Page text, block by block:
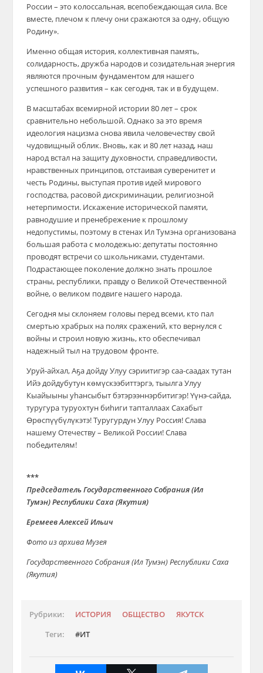
России – это колоссальная, всепобеждающая сила. Все
вместе, плечом к плечу они сражаются за одну, общую
Родину».
Именно общая история, коллективная память,
солидарность, дружба народов и созидательная энергия
являются прочным фундаментом для нашего
успешного развития – как сегодня, так и в будущем.
В масштабах всемирной истории 80 лет – срок
сравнительно небольшой. Однако за это время
идеология нацизма снова явила человечеству свой
чудовищный облик. Вновь, как и 80 лет назад, наш
народ встал на защиту духовности, справедливости,
нравственных принципов, отстаивая суверенитет и
честь Родины, выступая против идей мирового
господства, расовой дискриминации, религиозной
нетерпимости. Искажение исторической памяти,
равнодушие и пренебрежение к прошлому
недопустимы, поэтому в стенах Ил Тумэна организована
большая работа с молодежью: депутаты постоянно
проводят встречи со школьниками, студентами.
Подрастающее поколение должно знать прошлое
страны, республики, правду о Великой Отечественной
войне, о великом подвиге нашего народа.
Сегодня мы склоняем головы перед всеми, кто пал
смертью храбрых на полях сражений, кто вернулся с
войны и строил новую жизнь, кто обеспечивал
надежный тыл на трудовом фронте.
Уруй-айхал, Аҕа дойду Улуу сэриитигэр саа-саадах тутан
Ийэ дойдубутун көмүскээбиттэргэ, тыылга Улуу
Кыайыыны уhансыбыт бэтэрээннэрбитигэр! Yүнэ-сайда,
туругура туруохтун биhиги тапталлаах Сахабыт
Өрөспүүбүлүкэтэ! Туругурдун Улуу Россия! Слава
нашему Отечеству – Великой России! Слава
победителям!
***
ПредседательГосударственного Собрания (Ил
Тумэн)Республики Саха (Якутия)
Еремеев Алексей Ильич
Фото из архива Музея
Государственного Собрания (Ил Тумэн)Республики Саха
(Якутия)
Рубрики: ИСТОРИЯ ОБЩЕСТВО
ЯКУТСК
Теги:
ИТ